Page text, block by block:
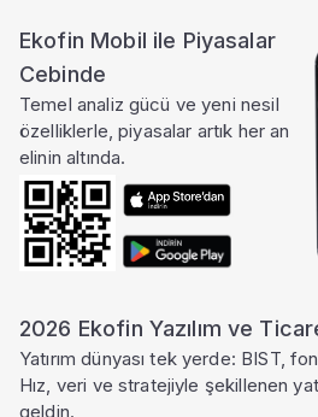
Ekofin Mobil ile Piyasalar
Cebinde
Temel analiz gücü ve yeni nesil
özelliklerle, piyasalar artık her an
elinin altında.
2026 Ekofin Yazılım ve
Yatırım dünyası tek yerde: BIST,
Hız, veri ve stratejiyle şekillenen
geldin.